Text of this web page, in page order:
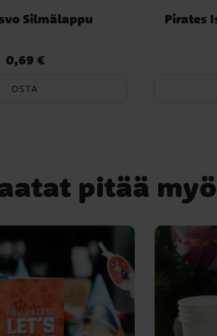
Silmälappu
Hinta:0,69 €
0,69 €
OSTA
Pirates
pitää